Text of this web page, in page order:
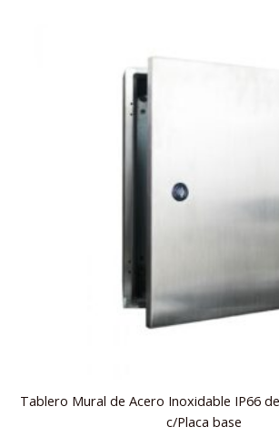
Tablero Mural de Acero Inoxidable IP66
c/Placa base